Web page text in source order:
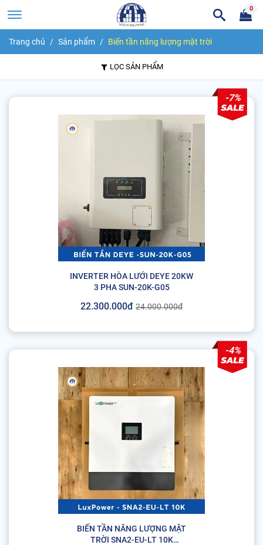
Trang chủ Sản phẩm Biến tần năng lượng mặt trời
LỌC SẢN PHẨM
-7%
INVERTER HÒA LƯỚI DEYE 20KW
3 PHA SUN-20K-G05
22.300.000đ 24.000.000đ
-4%
BIẾN TẦN NĂNG LƯỢNG MẶT
TRỜI SNA2-EU-LT 10K
0